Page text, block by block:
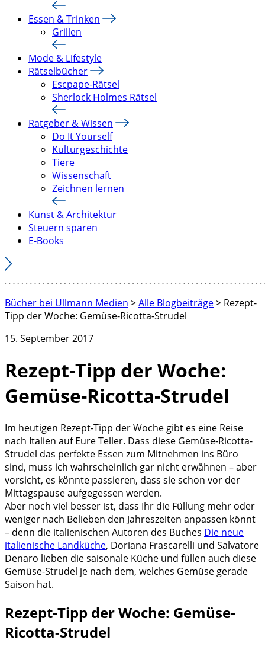
Essen & Trinken
Grillen
Mode & Lifestyle
Rätselbücher
Escpape-Rätsel
Sherlock Holmes Rätsel
Ratgeber & Wissen
Do It Yourself
Kulturgeschichte
Tiere
Wissenschaft
Zeichnen lernen
Kunst & Architektur
Steuern sparen
E-Books
Bücher bei Ullmann Medien >Alle Blogbeiträge> Rezept-
Tipp der Woche: Gemüse-Ricotta-Strudel
15. September 2017
Rezept-Tipp der Woche:
Gemüse-Ricotta-Strudel
Im heutigen Rezept-Tipp der Woche gibt es eine Reise
nach Italien auf Eure Teller. Dass diese Gemüse-Ricotta-
Strudel das perfekte Essen zum Mitnehmen ins Büro
sind, muss ich wahrscheinlich gar nicht erwähnen – aber
vorsicht, es könnte passieren, dass sie schon vor der
Mittagspause aufgegessen werden.
Aber noch viel besser ist, dass Ihr die Füllung mehr oder
weniger nach Belieben den Jahreszeiten anpassen könnt
– denn die italienischen Autoren des Buches Die neue
italienische Landküche, Doriana Frascarelli und Salvatore
Denaro lieben die saisonale Küche und füllen auch diese
Gemüse-Strudel je nach dem, welches Gemüse gerade
Saison hat.
Rezept-Tipp der Woche: Gemüse-
Ricotta-Strudel